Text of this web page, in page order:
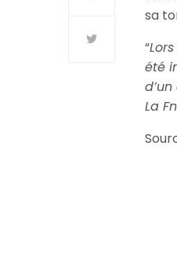
sa
“
été
La